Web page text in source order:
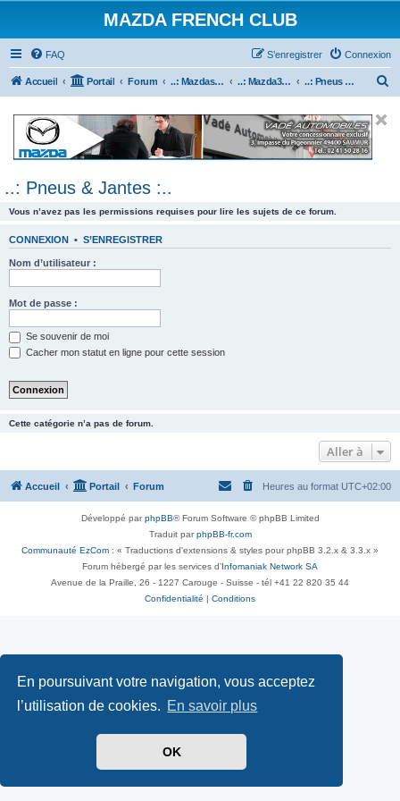
En poursuivant votre navigation, vous acceptez
l’utilisation de cookies. En savoir plus
OK
MAZDA FRENCH CLUB
FAQ Connexion
S’enregistrer
Accueil Portail Forum ..: Mazdaspeed & MPS :.. ..: Mazda3 MPS & Mazdaspeed 3 :.. ..: Pneus & Jantes :..
e
..: Pneus & Jantes :..
Vous n’avez pas les permissions requises pour lire les sujets de ce forum.
CONNEXION • S’ENREGISTRER
Nom d’utilisateur :
Mot de passe :
Se souvenir de moi
Cacher mon statut en ligne pour cette session
Cette catégorie n’a pas de forum.
Aller à
Accueil Portail Forum Heures au format UTC+02:00
Développé parphpBB® Forum Software © phpBB Limited
Traduit parphpBB-fr.com
Communauté EzCom : « Traductions d'extensions & styles pour phpBB 3.2.x & 3.3.x »
Forum hébergé par les services d’ Infomaniak Network SA
Avenue de la Praille, 26 - 1227 Carouge - Suisse - tél +41 22 820 35 44
Confidentialité
Conditions